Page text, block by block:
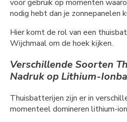
voor gebruik op momenten
nodig hebt dan je zonnepanelen
Hier komt de rol van een
Wijchmaal om de hoek kijken.
Verschillende Soorten
Nadruk op Lithium-
Thuisbatterijen zijn er in
momenteel domineren lithium-